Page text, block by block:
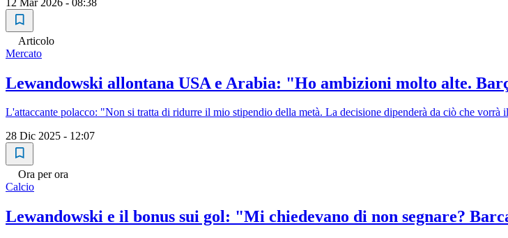
Articolo
Mercato
Lewandowski allontana USA e Arabia: "Ho ambizioni molto alte.
L'attaccante polacco: "Non si tratta di ridurre il mio stipendio della metà. La decisione dipenderà da ciò che
28 Dic 2025 - 12:07
Ora per ora
Calcio
Lewandowski e il bonus sui gol: "Mi chiedevano di non segnare?